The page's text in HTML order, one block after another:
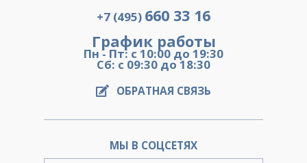
+7 (495) 660 33 16
График работы
Пн - Пт: с 10:00 до 19:30
Сб: с 09:30 до 18:30
ОБРАТНАЯ СВЯЗЬ
МЫ В СОЦСЕТЯХ